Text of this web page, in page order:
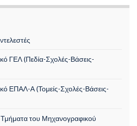
ΓΕΛ (Πεδία-Σχολές-Βάσεις-
ΕΠΑΛ-Α (Τομείς-Σχολές-Βάσεις-
του Μηχανογραφικού